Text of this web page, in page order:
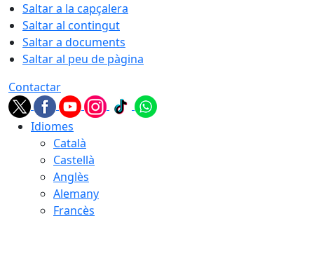
Saltar a la capçalera
Saltar al contingut
Saltar a documents
Saltar al peu de pàgina
Contactar
Idiomes
Català
Castellà
Anglès
Alemany
Francès